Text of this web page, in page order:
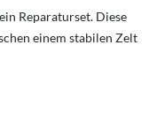
Reparaturset. Diese
einem stabilen Zelt